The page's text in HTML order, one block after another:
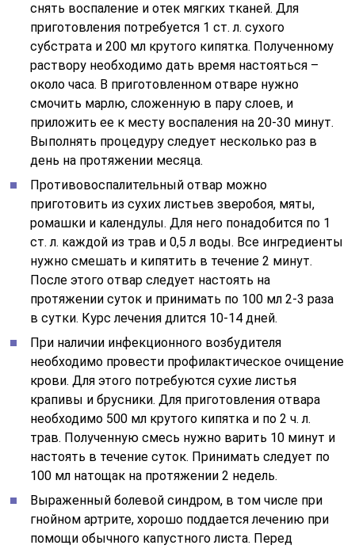
снять воспаление и отек мягких тканей. Для
приготовления потребуется 1 ст. л. сухого
субстрата и 200 мл крутого кипятка. Полученному
раствору необходимо дать время настояться –
около часа. В приготовленном отваре нужно
смочить марлю, сложенную в пару слоев, и
приложить ее к месту воспаления на 20-30 минут.
Выполнять процедуру следует несколько раз в
день на протяжении месяца.
Противовоспалительный отвар можно
приготовить из сухих листьев зверобоя, мяты,
ромашки и календулы. Для него понадобится по 1
ст. л. каждой из трав и 0,5 л воды. Все ингредиенты
нужно смешать и кипятить в течение 2 минут.
После этого отвар следует настоять на
протяжении суток и принимать по 100 мл 2-3 раза
в сутки. Курс лечения длится 10-14 дней.
При наличии инфекционного возбудителя
необходимо провести профилактическое очищение
крови. Для этого потребуются сухие листья
крапивы и брусники. Для приготовления отвара
необходимо 500 мл крутого кипятка и по 2 ч. л.
трав. Полученную смесь нужно варить 10 минут и
настоять в течение суток. Принимать следует по
100 мл натощак на протяжении 2 недель.
Выраженный болевой синдром, в том числе при
гнойном артрите, хорошо поддается лечению при
помощи обычного капустного листа. Перед